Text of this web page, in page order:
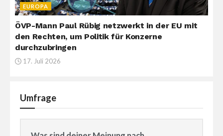
EUROPA
ÖVP-Mann Paul Rübig netzwerkt in der EU mit
den Rechten, um Politik für Konzerne
durchzubringen
17. Juli 2026
Umfrage